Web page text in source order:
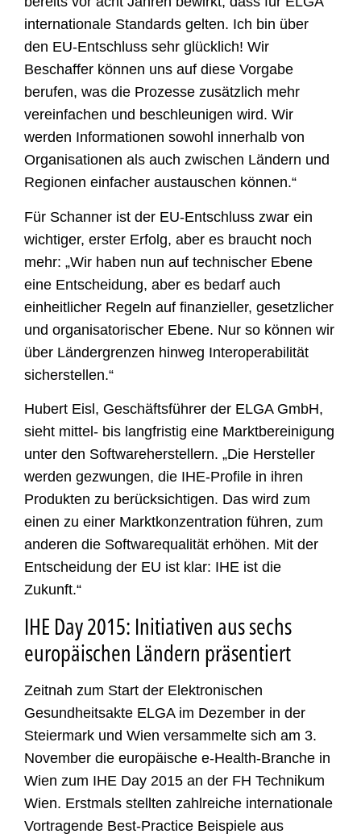
internationale Standards gelten. Ich bin über
den EU-Entschluss sehr glücklich! Wir
Beschaffer können uns auf diese Vorgabe
berufen, was die Prozesse zusätzlich mehr
vereinfachen und beschleunigen wird. Wir
werden Informationen sowohl innerhalb von
Organisationen als auch zwischen Ländern und
Regionen einfacher austauschen können.“
Für Schanner ist der EU-Entschluss zwar ein
wichtiger, erster Erfolg, aber es braucht noch
mehr: „Wir haben nun auf technischer Ebene
eine Entscheidung, aber es bedarf auch
einheitlicher Regeln auf finanzieller, gesetzlicher
und organisatorischer Ebene. Nur so können wir
über Ländergrenzen hinweg Interoperabilität
sicherstellen.“
Hubert Eisl, Geschäftsführer der ELGA GmbH,
sieht mittel- bis langfristig eine Marktbereinigung
unter den Softwareherstellern. „Die Hersteller
werden gezwungen, die IHE-Profile in ihren
Produkten zu berücksichtigen. Das wird zum
einen zu einer Marktkonzentration führen, zum
anderen die Softwarequalität erhöhen. Mit der
Entscheidung der EU ist klar: IHE ist die
Zukunft.“
IHE Day 2015: Initiativen aus sechs
europäischen Ländern präsentiert
Zeitnah zum Start der Elektronischen
Gesundheitsakte ELGA im Dezember in der
Steiermark und Wien versammelte sich am 3.
November die europäische e-Health-Branche in
Wien zum IHE Day 2015 an der FH Technikum
Wien. Erstmals stellten zahlreiche internationale
Vortragende Best-Practice Beispiele aus